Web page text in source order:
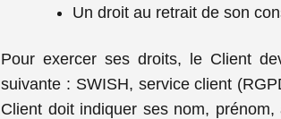
Un droit au retrait de son
Pour exercer ses droits, le Client
suivante : SWISH, service client
Client doit indiquer ses nom,